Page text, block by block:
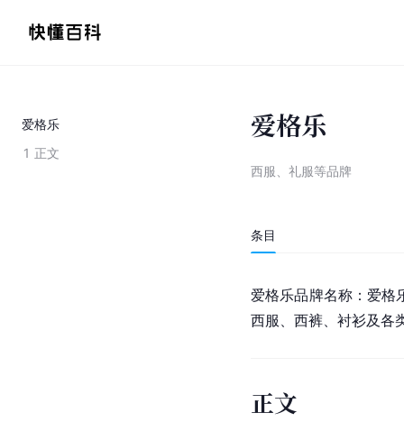
爱格乐
1 正文
爱格乐
西服、礼服等品牌
条目
爱格乐品牌名称：爱格
西服、 西裤 、衬衫及各
正文